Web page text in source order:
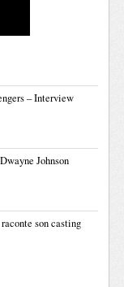
– Interview
Johnson
son casting